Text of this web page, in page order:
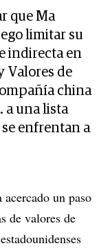
que Ma
limitar su
indirecta en
Valores de
china
a una lista
se enfrentan a
un paso
de valores de